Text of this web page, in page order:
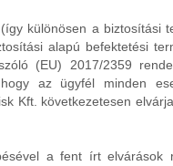
különösen a biztosítási
alapú befektetési
(EU) 2017/2359
az ügyfél minden
Kft. következetesen
a fent írt elvárások